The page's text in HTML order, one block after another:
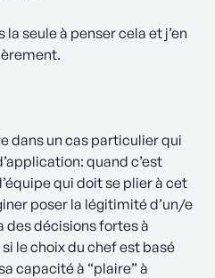
seule à penser cela et j’en
dans un cas particulier qui
quand c’est
qui doit se plier à cet
poser la légitimité d’un/e
décisions fortes à
le choix du chef est basé
capacité à “plaire” à